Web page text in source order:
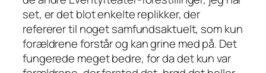
set, er det blot enkelte replikker, der
refererer til noget samfundsaktuelt, somkun
forældrene forstår og kan grine med på. Det
fungerede meget bedre, for da det kun var